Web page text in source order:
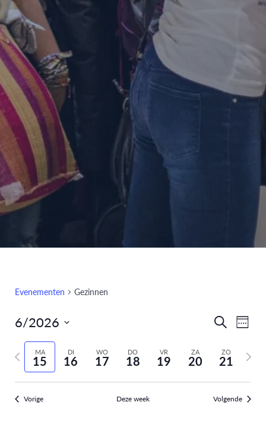
Evenementen Gezinnen
Zoeken
en
ZoekenWeek
6/2026
Selecteer
datumMA
15
DI
16
WO
17
DO
18
VR
19
ZA
20
ZO
21
vorige
week
Vorige Deze week Volgende